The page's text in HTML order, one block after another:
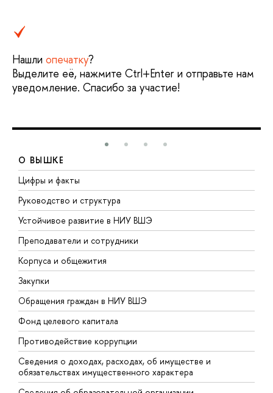
Нашли опечатку?
Выделите её, нажмите Ctrl+Enter и отправьте нам
уведомление. Спасибо за участие!
О ВЫШКЕ
Цифры и факты
Руководство и структура
Устойчивое развитие в НИУ ВШЭ
Преподаватели и сотрудники
Корпуса и общежития
Закупки
Обращения граждан в НИУ ВШЭ
Фонд целевого капитала
Противодействие коррупции
Сведения о доходах, расходах, об имуществе и
обязательствах имущественного характера